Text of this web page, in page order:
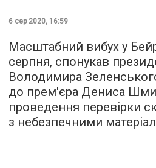
6 сер 2020, 16:59
Масштабний вибух у
серпня, спонукав
Володимира
до прем'єра Дениса
проведення перевірки
з небезпечними